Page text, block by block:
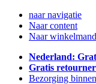
naar navigatie
Naar content
Naar winkelmand
Nederland:
Gratis
Bezorging